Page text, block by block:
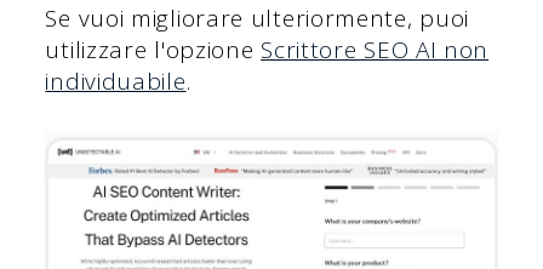
Se vuoi migliorare ulteriormente, puoi
utilizzare l'opzione Scrittore SEO AI non
individuabile.